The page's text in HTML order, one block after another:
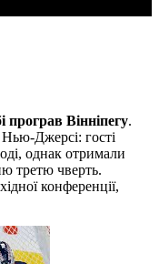
програв Вінніпегу.
Нью-Джерсі: гості
однак отримали
третю чверть.
конференції,